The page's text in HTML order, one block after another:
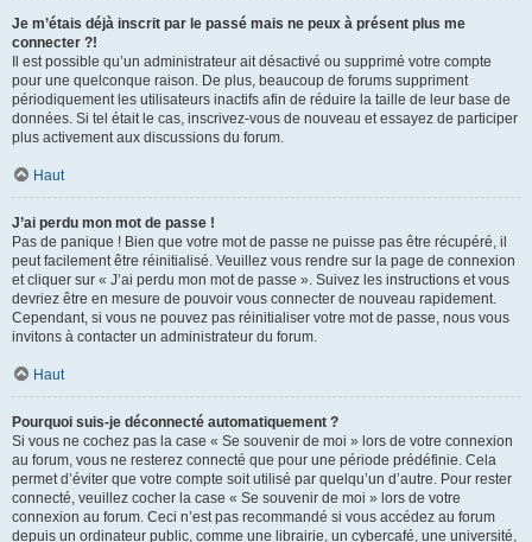
Je m’étais déjà inscrit par le passé mais ne peux à présent plus me
connecter ?!
Il est possible qu’un administrateur ait désactivé ou supprimé votre compte
pour une quelconque raison. De plus, beaucoup de forums suppriment
périodiquement les utilisateurs inactifs afin de réduire la taille de leur base de
données. Si tel était le cas, inscrivez-vous de nouveau et essayez de participer
plus activement aux discussions du forum.
Haut
J’ai perdu mon mot de passe !
Pas de panique ! Bien que votre mot de passe ne puisse pas être récupéré, il
peut facilement être réinitialisé. Veuillez vous rendre sur la page de connexion
et cliquer sur « J’ai perdu mon mot de passe ». Suivez les instructions et vous
devriez être en mesure de pouvoir vous connecter de nouveau rapidement.
Cependant, si vous ne pouvez pas réinitialiser votre mot de passe, nous vous
invitons à contacter un administrateur du forum.
Haut
Pourquoi suis-je déconnecté automatiquement ?
Si vous ne cochez pas la case « Se souvenir de moi » lors de votre connexion
au forum, vous ne resterez connecté que pour une période prédéfinie. Cela
permet d’éviter que votre compte soit utilisé par quelqu’un d’autre. Pour rester
connecté, veuillez cocher la case « Se souvenir de moi » lors de votre
connexion au forum. Ceci n’est pas recommandé si vous accédez au forum
depuis un ordinateur public, comme une librairie, un cybercafé, une université,